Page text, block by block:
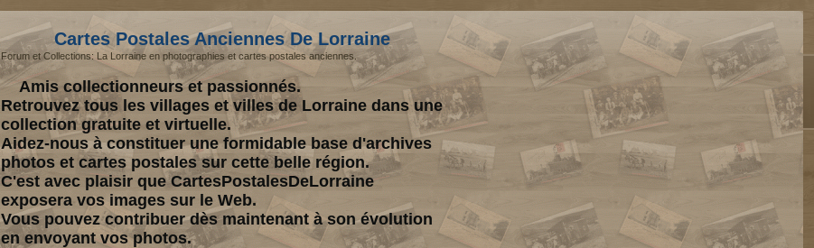
Cartes Postales Anciennes De Lorraine
Forum et Collections: La Lorraine en photographies et cartes postales anciennes.
Amis collectionneurs et passionnés.
Retrouvez tous les villages et villes de Lorraine dans une
collection gratuite et virtuelle.
Aidez-nous à constituer une formidable base d'archives
photos et cartes postales sur cette belle région.
C'est avec plaisir que CartesPostalesDeLorraine
exposera vos images sur le Web.
Vous pouvez contribuer dès maintenant à son évolution
en envoyant vos photos.